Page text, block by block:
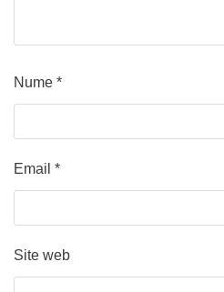
Nume *
Email *
Site web